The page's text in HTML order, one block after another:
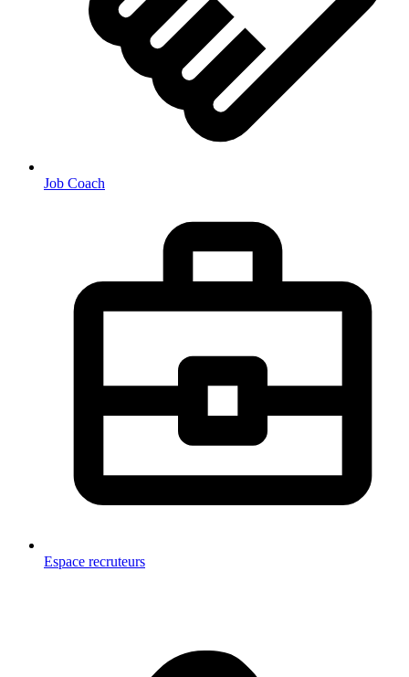
Job Coach
Espace recruteurs